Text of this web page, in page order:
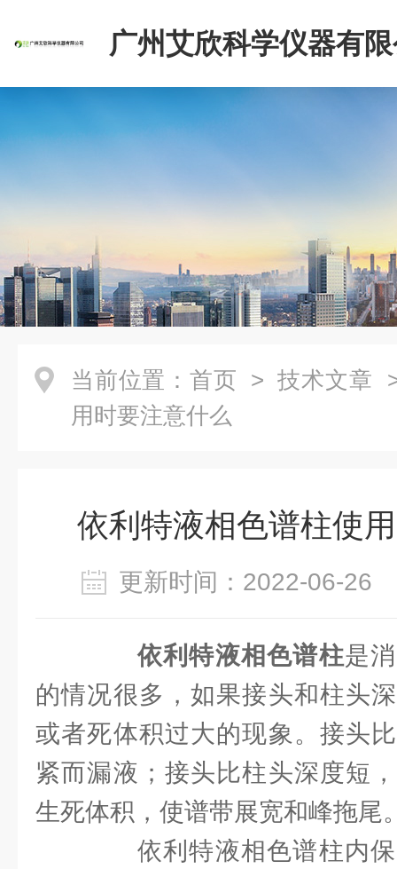
广州艾欣科学仪器有
当前位置： 首页 > 技术文章
用时要注意什么
依利特液相色谱柱使
更新时间：2022-06-
依利特液相色谱柱是
的情况很多，如果接头和柱头
或者死体积过大的现象。接头
紧而漏液；接头比柱头深度短
生死体积，使谱带展宽和峰拖尾
依利特液相色谱柱内保